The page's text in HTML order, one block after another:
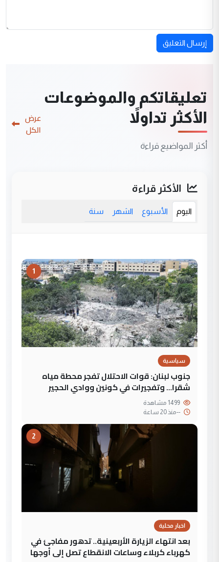
إرسال التعليق
تعليقاتكم والموضوعات
الأكثر تداولاً
أكثر المواضيع قراءة
عرض
الكل
الأكثر قراءة
اليوم الأسبوع الشهر سنة
1
سياسية
جنوب لبنان: قوات الاحتلال تفجر محطة مياه
شقرا… وتفجيرات في كونين ووادي الحجير
--منذ 20 ساعة
2
اخبار محلية
بعد انتهاء الزيارة الأربعينية.. تدهور مفاجئ في
كهرباء كربلاء وساعات الانقطاع تصل إلى أوجها